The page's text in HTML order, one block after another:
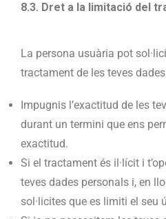
8.3. Dret a la limitació del
La persona usuària pot
tractament de les teves
Impugnis l’exactitud de les
durant un termini que ens
exactitud.
Si el tractament és il·lícit i
teves dades personals i, en
sol·licites que es limiti el seu